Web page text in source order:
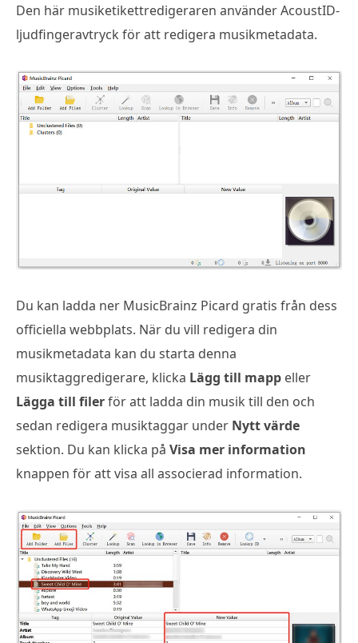
Den här musiketikettredigeraren använder AcoustID-
ljudfingeravtryck för att redigera musikmetadata.
Du kan ladda ner MusicBrainz Picard gratis från dess
officiella webbplats. När du vill redigera din
musikmetadata kan du starta denna
musiktaggredigerare, klicka Lägg till mapp eller
Lägga till filerför att ladda din musik till den och
sedan redigera musiktaggar under Nytt värde
sektion. Du kan klicka på Visa mer information
knappen för att visa all associerad information.